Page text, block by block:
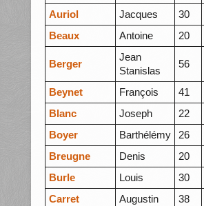
Auriol Jacques 30
Beaux
Antoine 20
Berger
Jean
Stanislas
56
Beynet François 41
Blanc
Joseph 22
Boyer
Barthélémy 26
Breugne
Denis 20
Burle
Louis 30
Carret
Augustin 38